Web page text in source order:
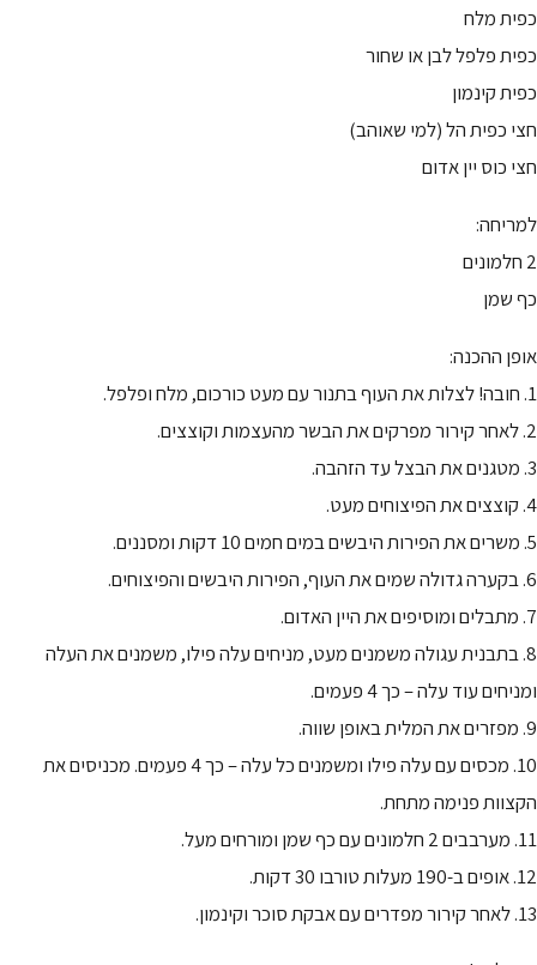
כפית מלח
כפית פלפל לבן או שחור
כפית קינמון
חצי כפית הל (למי שאוהב)
חצי כוס יין אדום
למריחה:
2 חלמונים
כף שמן
אופן ההכנה:
1. חובה! לצלות את העוף בתנור עם מעט כורכום, מלח ופלפל.
2. לאחר קירור מפרקים את הבשר מהעצמות וקוצצים.
3. מטגנים את הבצל עד הזהבה.
4. קוצצים את הפיצוחים מעט.
5. משרים את הפירות היבשים במים חמים 10 דקות ומסננים.
6. בקערה גדולה שמים את העוף, הפירות היבשים והפיצוחים.
7. מתבלים ומוסיפים את היין האדום.
8. בתבנית עגולה משמנים מעט, מניחים עלה פילו, משמנים את העלה
ומניחים עוד עלה – כך 4 פעמים.
9. מפזרים את המלית באופן שווה.
10. מכסים עם עלה פילו ומשמנים כל עלה – כך 4 פעמים. מכניסים את
הקצוות פנימה מתחת.
11. מערבבים 2 חלמונים עם כף שמן ומורחים מעל.
12. אופים ב-190 מעלות טורבו 30 דקות.
13. לאחר קירור מפדרים עם אבקת סוכר וקינמון.